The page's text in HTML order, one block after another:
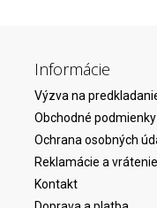
Informácie
Výzva na
Obchodné podmienky
Ochrana osobných
Reklamácie a
Kontakt